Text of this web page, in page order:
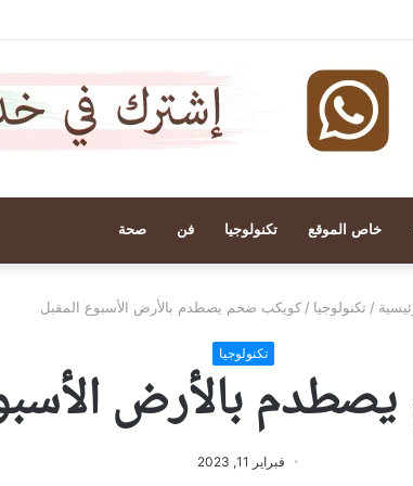
خاص الموقع تكنولوجيا فن صحة
/ تكنولوجيا / كويكب ضخم يصطدم بالأرض الأسبوع المقبل
تكنولوجيا
بالأرض
فبراير 11, 2023